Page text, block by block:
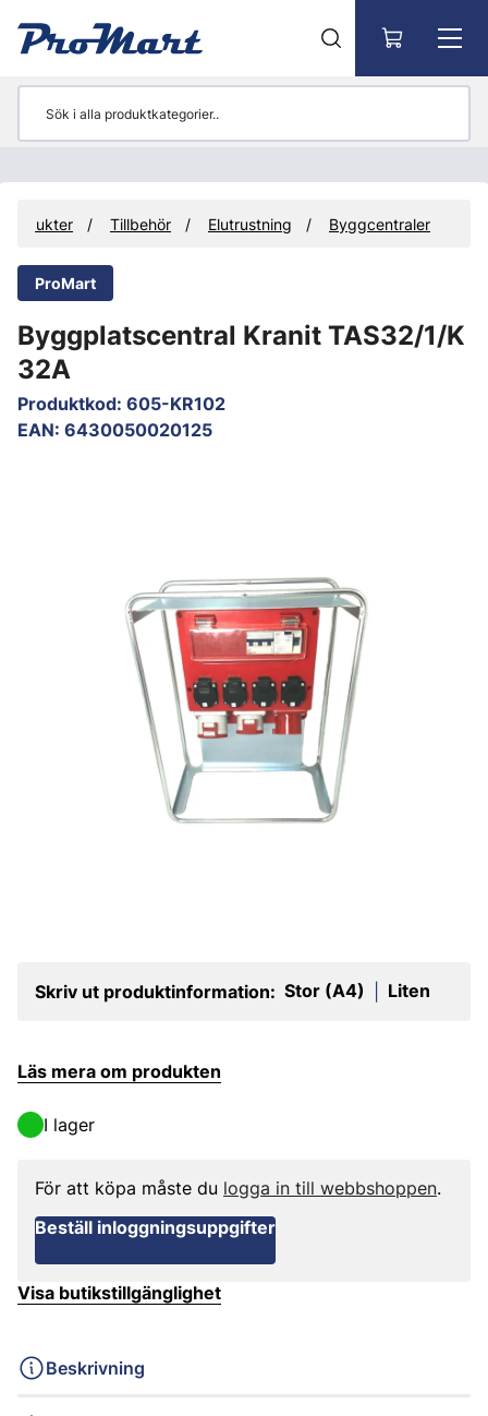
Produkter Tillbehör Elutrustning Byggcentraler
ProMart
Byggplatscentral Kranit TAS32/1/K
32A
Produktkod: 605-KR102
EAN: 6430050020125
Skriv ut produktinformation: Stor (A4) Liten
Läs mera om produkten
I lager
För att köpa måste du logga in till webbshoppen.
Beställ inloggningsuppgifter
Visa butikstillgänglighet
Beskrivning